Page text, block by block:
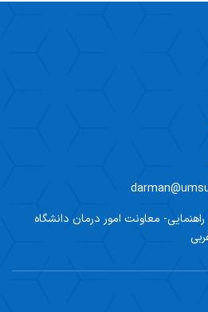
راهنمایی- معاونت امور درمان دانشگاه